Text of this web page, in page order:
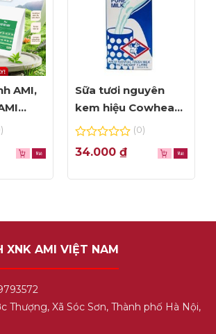
AMI,
lọc
Sữa tươi nguyên
kem hiệu Cowhead
– hộp 1L
0
out
5
(0)
34.000 ₫
XNK AMI VIỆT NAM
Thượng, Xã Sóc Sơn, Thành phố Hà Nội,